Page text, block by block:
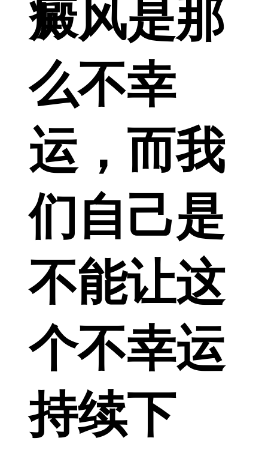
癜风是那
么不幸
运，而我
们自己是
不能让这
个不幸运
持续下